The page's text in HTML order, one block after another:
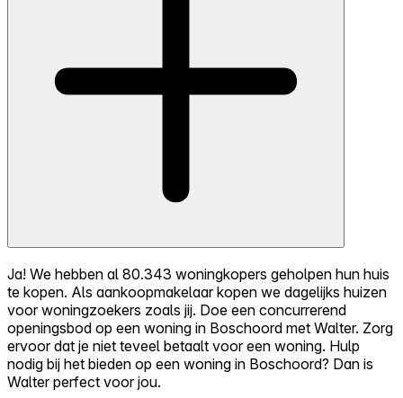
Ja! We hebben al 80.343 woningkopers geholpen hun huis
te kopen. Als aankoopmakelaar kopen we dagelijks huizen
voor woningzoekers zoals jij. Doe een concurrerend
openingsbod op een woning in Boschoord met Walter. Zorg
ervoor dat je niet teveel betaalt voor een woning. Hulp
nodig bij het bieden op een woning in Boschoord? Dan is
Walter perfect voor jou.